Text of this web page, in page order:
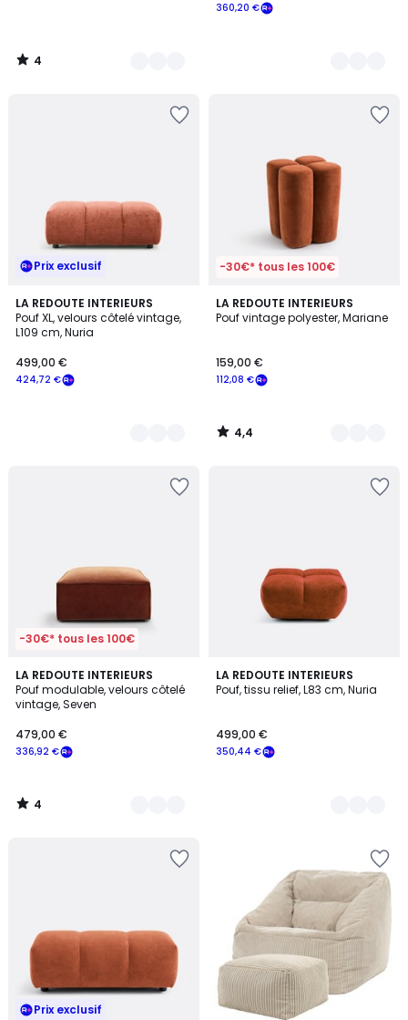
4
/
360,20 €
Prix exclusif
LA REDOUTE INTERIEURS
Pouf XL, velours côtelé vintage,
L109 cm, Nuria
424,72 €
499,00 €
4
Couleurs
-30€* tous les 100€
LA REDOUTE INTERIEURS
Pouf vintage polyester, Mariane
112,08 €
159,00 €
4,4
/ 5
3
Couleurs
4,4
/
-30€* tous les 100€
LA REDOUTE INTERIEURS
Pouf modulable, velours côtelé
vintage, Seven
336,92 €
479,00 €
4
/
5
4
Couleurs
4
/
LA REDOUTE INTERIEURS
Pouf, tissu relief, L83 cm, Nuria
350,44 €
499,00 €
3
Couleurs
Prix exclusif